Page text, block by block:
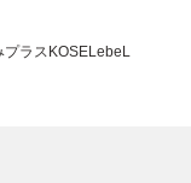
プラス KOSELebeL